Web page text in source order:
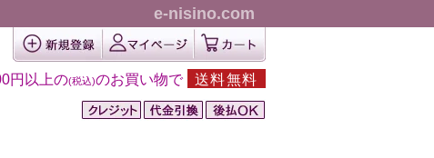
e-nisino.com
円以上の(税込)のお買い物で 送料無料